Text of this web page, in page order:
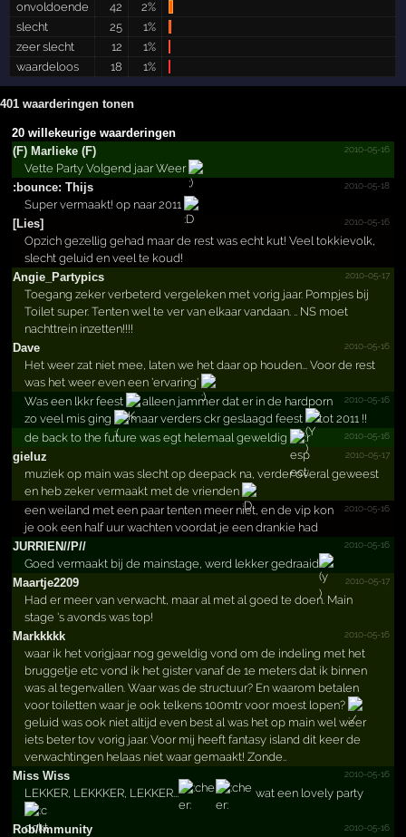
onvoldoende
42
2%
slecht
25
1%
zeer slecht
12
1%
waardeloos
18 1%
401 waarderingen tonen
20 willekeurige waarderingen
(F) Marlieke (F)
2010-05-16
Vette Party Volgend jaar Weer
:bounce: Thijs
2010-05-18
Super vermaakt! op naar 2011
[Lies]
2010-05-16
Opzich gezellig gehad maar de rest was echt kut! Veel tokkievolk,
slecht geluid en veel te koud!
Angie_­Partypics
2010-05-17
Toegang zeker verbeterd vergeleken met vorig jaar. Pompjes bij
Toilet super. Tenten wel te ver van elkaar vandaan. .. NS moet
nachttrein inzetten!!!!
Dave
2010-05-16
Het weer zat niet mee, laten we het daar op houden... Voor de rest
was het weer even een 'ervaring'
2010-05-16
Was een lkkr feest
alleen jammer dat er in de hardporn
zo veel mis ging
maar verders ckr geslaagd feest tot 2011 !!
2010-05-16
de back to the future was egt helemaal geweldig
gieluz
2010-05-17
muziek op main was slecht op deepack na, verder overal geweest
en heb zeker vermaakt met de vrienden
2010-05-16
een weiland met een paar tenten meer niet, en de vip kon
je ook een half uur wachten voordat je een drankie had
JURRIEN//P//
2010-05-16
Goed vermaakt bij de mainstage, werd lekker gedraaid
Maartje2209
2010-05-17
Had er meer van verwacht, maar al met al goed te doen. Main
stage 's avonds was top!
Markkkkk
2010-05-16
waar ik het vorigjaar nog geweldig vond om de indeling met het
bruggetje etc vond ik het gister vanaf de 1e meters dat ik binnen
was al tegenvallen. Waar was de structuur? En waarom betalen
voor toiletten waar je ook telkens 100mtr voor moest lopen?
geluid was ook niet altijd even best al was het op main wel weer
iets beter tov vorig jaar. Voor mij heeft fantasy island dit keer de
verwachtingen helaas niet waar gemaakt! Zonde..
Miss Wiss
2010-05-16
LEKKER, LEKKKER, LEKKER... wat een lovely party
Rob/Immunity 2010-05-16